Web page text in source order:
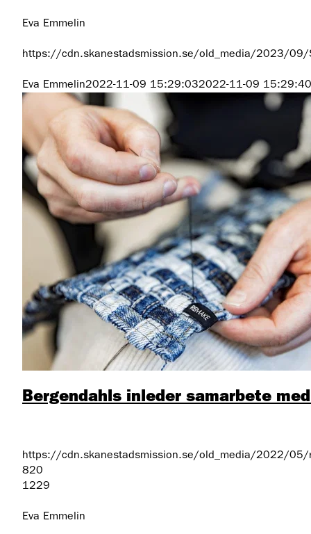
Eva Emmelin
https://cdn.skanestadsmission.se/old_media/2023/09/
Eva Emmelin2022-11-09 15:29:032022-11-09 15:29:40
Bergendahls inleder samarbete
https://cdn.skanestadsmission.se/old_media/2022/05/
820
1229
Eva Emmelin